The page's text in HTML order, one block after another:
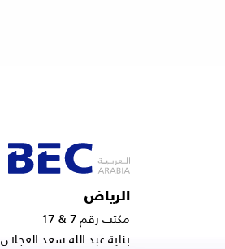
الرياض
مكتب رقم 7 & 17
بناية عبد الله سعد العجلان